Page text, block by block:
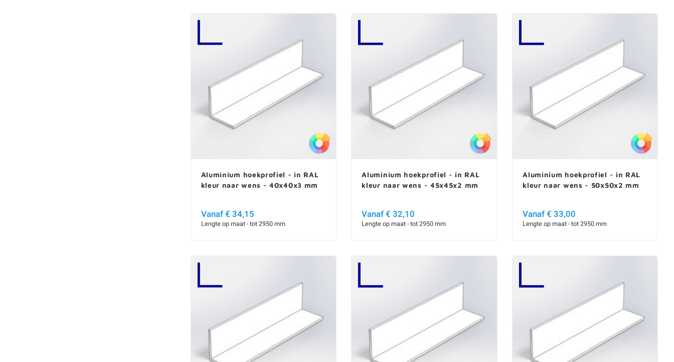
Aluminium hoekprofiel - in RAL
kleur naar wens - 40x40x3 mm
Vanaf € 34,15
Lengte op maat - tot 2950 mm
Aluminium hoekprofiel - in RAL
kleur naar wens - 45x45x2 mm
Vanaf € 32,10
Lengte op maat - tot 2950 mm
Aluminium hoekprofiel - in RAL
kleur naar wens - 50x50x2 mm
Vanaf € 33,00
Lengte op maat - tot 2950 mm